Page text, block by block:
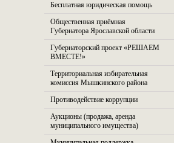
Бесплатная юридическая помощь
Общественная приёмная
Губернатора Ярославской области
Губернаторский проект «РЕШАЕМ
ВМЕСТЕ!»
Территориальная избирательная
комиссия Мышкинского района
Противодействие коррупции
Аукционы (продажа, аренда
муниципального имущества)